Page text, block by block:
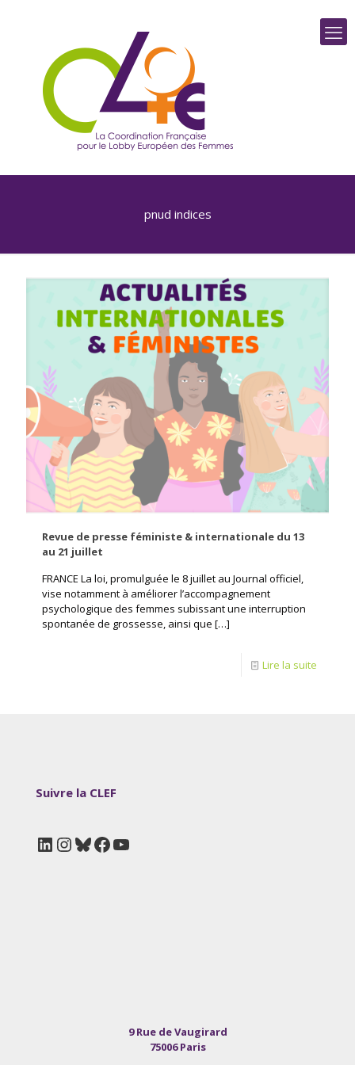
pnud indices
Revue de presse féministe & internationale du 13
au 21 juillet
FRANCE La loi, promulguée le 8 juillet au Journal officiel,
vise notamment à améliorer l’accompagnement
psychologique des femmes subissant une interruption
spontanée de grossesse, ainsi que […]
Lire la suite
Suivre la CLEF
LinkedIn
Instagram
Bluesky
Facebook
YouTube
9 Rue de Vaugirard
75006 Paris